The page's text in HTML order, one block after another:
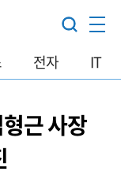
전자 IT
근 사장